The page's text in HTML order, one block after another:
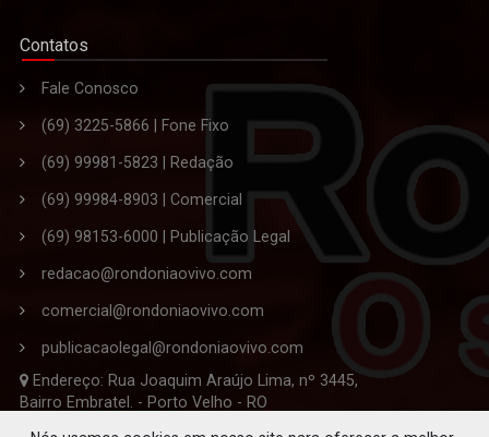
Contatos
Fale Conosco
(69) 3225-5866 | Fone Fixo
(69) 99981-5823 | Redação
(69) 99984-8903 | Comercial
(69) 98153-6000 | Publicação Legal
redacao@rondoniaovivo.com
comercial@rondoniaovivo.com
publicacaolegal@rondoniaovivo.com
Endereço: Rua Joaquim Araújo Lima, nº 3445,
Bairro Embratel. - Porto Velho - RO